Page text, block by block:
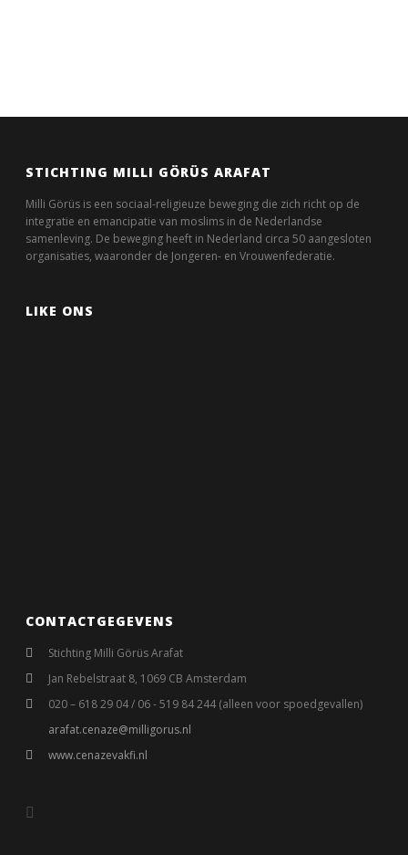
STICHTING MILLI GÖRÜS ARAFAT
Milli Görüs is een sociaal-religieuze beweging die zich richt op de
integratie en emancipatie van moslims in de Nederlandse
samenleving. De beweging heeft in Nederland circa 50 aangesloten
organisaties, waaronder de Jongeren- en Vrouwenfederatie.
LIKE ONS
CONTACTGEGEVENS
Stichting Milli Görüs Arafat
Jan Rebelstraat 8, 1069 CB Amsterdam
020 – 618 29 04 / 06 - 519 84 244 (alleen voor spoedgevallen)
arafat.cenaze@milligorus.nl
www.cenazevakfi.nl